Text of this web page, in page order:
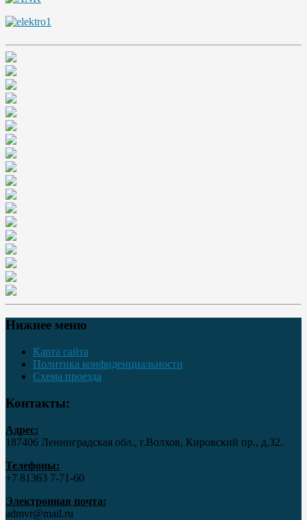
Нижнее меню
Карта сайта
Политика конфиденциальности
Схема проезда
Контакты:
Адрес:
187406 Ленинградская обл., г.Волхов, Кировский пр., д.32.
Телефоны:
+7 81363 7‑71-60
Электронная почта:
admvr@mail.ru